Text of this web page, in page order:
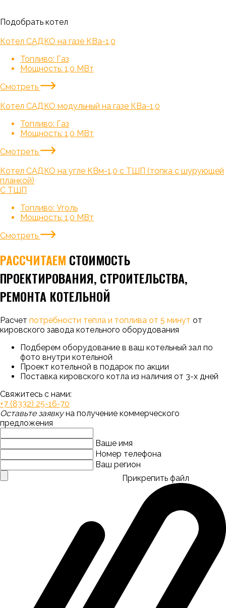
Подобрать котел
Котел САДКО на газе КВа-1,0
Топливо: Газ
Мощность: 1,0 МВт
Смотреть
Котел САДКО модульный на газе КВа-1,0
Топливо: Газ
Мощность: 1,0 МВт
Смотреть
Котел САДКО на угле КВм-1,0 с ТШП (топка с шурующей
планкой)
С ТШП
Топливо: Уголь
Мощность: 1,0 МВт
Смотреть
РАССЧИТАЕМ СТОИМОСТЬ
ПРОЕКТИРОВАНИЯ, СТРОИТЕЛЬСТВА,
РЕМОНТА КОТЕЛЬНОЙ
Расчет потребности тепла и топлива от 5 минут от
кировского завода котельного оборудования
Подберем оборудование в ваш котельный зал по
фото внутри котельной
Проект котельной в подарок по акции
Поставка кировского котла из наличия от 3-х дней
Свяжитесь с нами:
+7 (8332) 25-16-70
Оставьте заявкуна получение коммерческого
предложения
Ваше имя
Номер телефона
Ваш регион
Прикрепить файл